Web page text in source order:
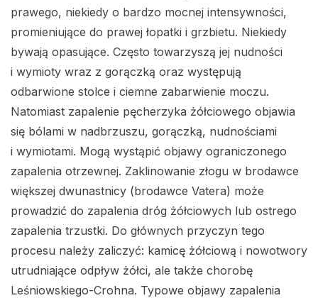
prawego, niekiedy o bardzo mocnej intensywności,
promieniujące do prawej łopatki i grzbietu. Niekiedy
bywają opasujące. Często towarzyszą jej nudności
i wymioty wraz z gorączką oraz występują
odbarwione stolce i ciemne zabarwienie moczu.
Natomiast zapalenie pęcherzyka żółciowego objawia
się bólami w nadbrzuszu, gorączką, nudnościami
i wymiotami. Mogą wystąpić objawy ograniczonego
zapalenia otrzewnej. Zaklinowanie złogu w brodawce
większej dwunastnicy (brodawce Vatera) może
prowadzić do zapalenia dróg żółciowych lub ostrego
zapalenia trzustki. Do głównych przyczyn tego
procesu należy zaliczyć: kamicę żółciową i nowotwory
utrudniające odpływ żółci, ale także chorobę
Leśniowskiego-Crohna. Typowe objawy zapalenia